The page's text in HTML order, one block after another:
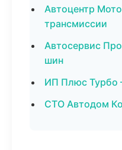
Автоцентр
трансмиссии
Автосервис
шин
ИП Плюс Турбо
СТО Автодом